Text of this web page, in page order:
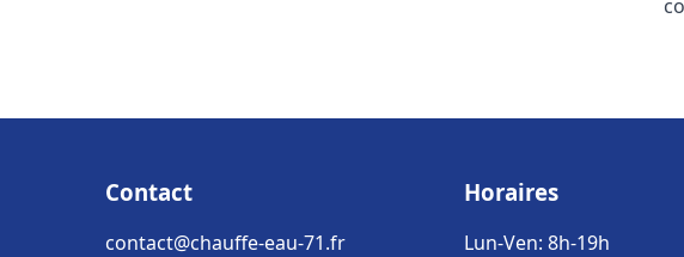
Contact
contact@chauffe-eau-71.fr
Horaires
Lun-Ven: 8h-19h